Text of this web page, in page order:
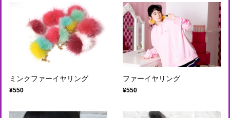
ミンクファーイヤリング
¥550
ファーイヤリング
¥550